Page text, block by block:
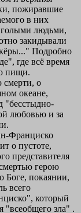
пожиравшие
в них
людьми,
закидывали
Подробно
где всё время
пищи.
смерти, о
океане,
"бесстыдно-
любовью и за
Франциско
о пустоте,
представителя
герою
Боге, покаянии,
всего
который
"всеобщего зла" .